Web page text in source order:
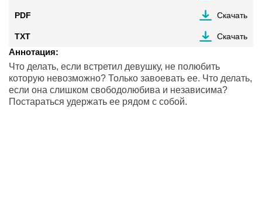
PDF Скачать
TXT Скачать
Аннотация:
Что делать, если встретил девушку, не полюбить
которую невозможно? Только завоевать ее. Что делать,
если она слишком свободолюбива и независима?
Постараться удержать ее рядом с собой.